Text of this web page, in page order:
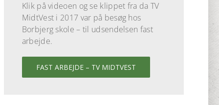
Klik på videoen og se klippet fra da TV
MidtVest i 2017 var på besøg hos
Borbjerg skole – til udsendelsen fast
arbejde.
FAST ARBEJDE – TV MIDTVEST